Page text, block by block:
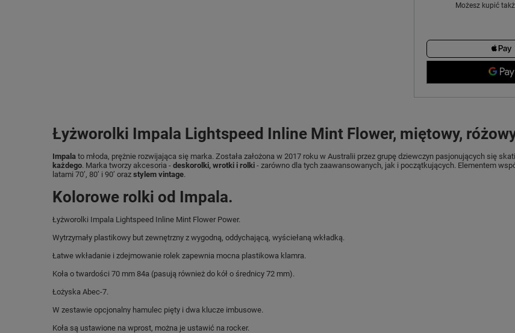
Możesz kupić
Łyżworolki Impala Lightspeed Inline Mint Flower, miętowy,
Impala to młoda, prężnie rozwijająca się marka. Została założona w 2017 roku w Australii przez grupę dziewczyn pasjonujących się
każdego. Marka tworzy akcesoria - deskorolki, wrotki i rolki - zarówno dla tych zaawansowanych, jak i początkujących. Elementem
latami 70’, 80’ i 90’ oraz stylem vintage.
Kolorowe rolki od Impala.
Łyżworolki Impala Lightspeed Inline Mint Flower Power.
Wytrzymały plastikowy but zewnętrzny z wygodną, ​​oddychającą, wyściełaną wkładką.
Łatwe wkładanie i zdejmowanie rolek zapewnia mocna plastikowa klamra.
Koła o twardości 70 mm 84a (pasują również do kół o średnicy 72 mm).
Łożyska Abec-7.
W zestawie opcjonalny hamulec pięty i dwa klucze imbusowe.
Koła są ustawione na wprost, można je ustawić na rocker.